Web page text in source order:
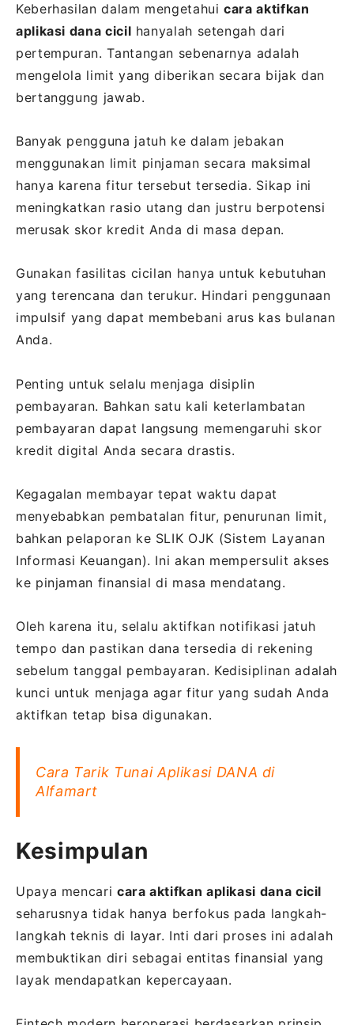
Keberhasilan dalam mengetahuicara aktifkan
aplikasi dana cicil hanyalah setengah dari
pertempuran. Tantangan sebenarnya adalah
mengelola limit yang diberikan secara bijak dan
bertanggung jawab.
Banyak pengguna jatuh ke dalam jebakan
menggunakan limit pinjaman secara maksimal
hanya karena fitur tersebut tersedia. Sikap ini
meningkatkan rasio utang dan justru berpotensi
merusak skor kredit Anda di masa depan.
Gunakan fasilitas cicilan hanya untuk kebutuhan
yang terencana dan terukur. Hindari penggunaan
impulsif yang dapat membebani arus kas bulanan
Anda.
Penting untuk selalu menjaga disiplin
pembayaran. Bahkan satu kali keterlambatan
pembayaran dapat langsung memengaruhi skor
kredit digital Anda secara drastis.
Kegagalan membayar tepat waktu dapat
menyebabkan pembatalan fitur, penurunan limit,
bahkan pelaporan ke SLIK OJK (Sistem Layanan
Informasi Keuangan). Ini akan mempersulit akses
ke pinjaman finansial di masa mendatang.
Oleh karena itu, selalu aktifkan notifikasi jatuh
tempo dan pastikan dana tersedia di rekening
sebelum tanggal pembayaran. Kedisiplinan adalah
kunci untuk menjaga agar fitur yang sudah Anda
aktifkan tetap bisa digunakan.
Cara Tarik Tunai Aplikasi DANA di
Alfamart
Kesimpulan
Upaya mencari cara aktifkan aplikasi dana cicil
seharusnya tidak hanya berfokus pada langkah-
langkah teknis di layar. Inti dari proses ini adalah
membuktikan diri sebagai entitas finansial yang
layak mendapatkan kepercayaan.